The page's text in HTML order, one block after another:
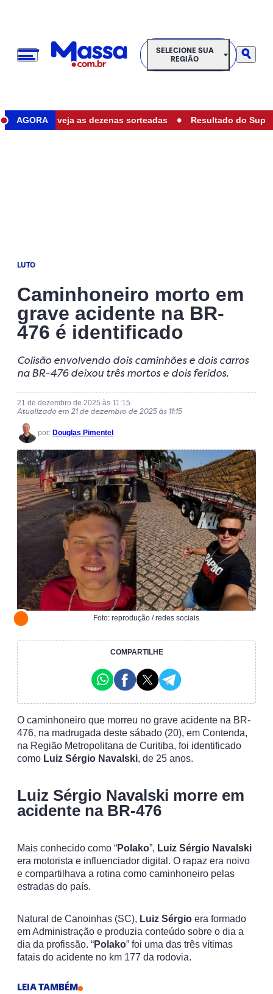
SELECIONE SUA REGIÃO
SELECIONE SUA
REGIÃO
AGORA
hoje: veja as dezenas sorteadas • Resultado do Super
LUTO
Caminhoneiro morto em
grave acidente na BR-
476 é identificado
Colisão envolvendo dois caminhões e dois carros
na BR-476 deixou três mortos e dois feridos.
21 de dezembro de 2025 às 11:15
Atualizado em 21 de dezembro de 2025 às 11:15
por: Douglas Pimentel
Foto: reprodução / redes sociais
COMPARTILHE
O caminhoneiro que morreu no grave acidente na BR-
476, na madrugada deste sábado (20), em Contenda,
na Região Metropolitana de Curitiba, foi identificado
como Luiz Sérgio Navalski, de 25 anos.
Luiz Sérgio Navalski morre em
acidente na BR-476
Mais conhecido como “Polako”, Luiz Sérgio Navalski
era motorista e influenciador digital. O rapaz era noivo
e compartilhava a rotina como caminhoneiro pelas
estradas do país.
Natural de Canoinhas (SC), Luiz Sérgio era formado
em Administração e produzia conteúdo sobre o dia a
dia da profissão. “Polako” foi uma das três vítimas
fatais do acidente no km 177 da rodovia.
LEIA TAMBÉM